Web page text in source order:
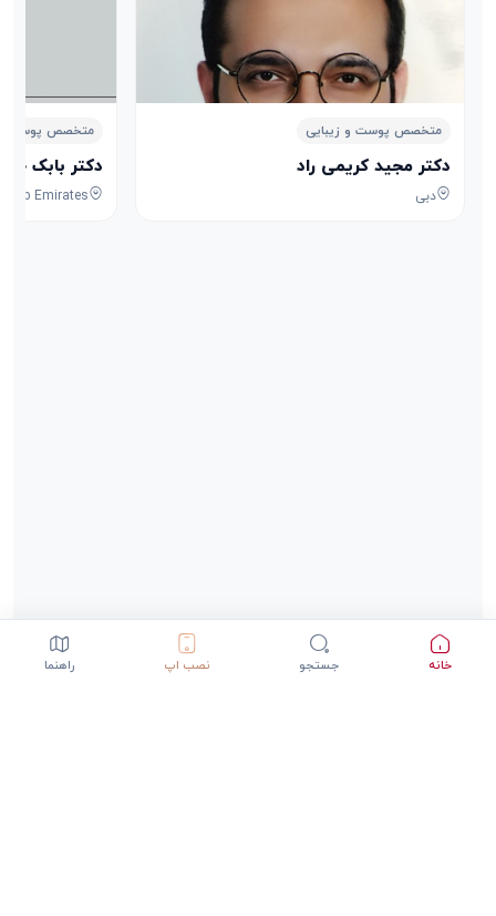
متخصص پوست و زیبایی
دکتر مجید کریمی راد
دبی
متخصص پوست و
دکتر بابک
Emirates
خانه جستجو نصب اپ راهنما